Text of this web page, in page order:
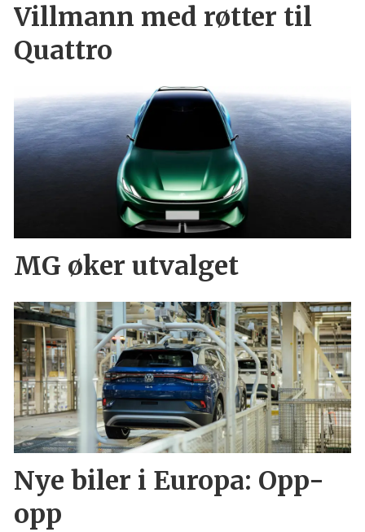
Villmann med røtter til
Quattro
MG øker utvalget
Nye biler i Europa: Opp-
opp